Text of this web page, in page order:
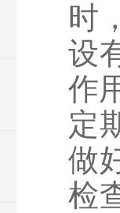
时
设
作
定
做
检